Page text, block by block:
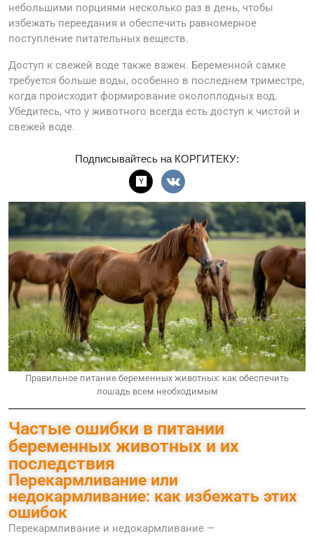
небольшими порциями несколько раз в день, чтобы
избежать переедания и обеспечить равномерное
поступление питательных веществ.
Доступ к свежей воде также важен. Беременной самке
требуется больше воды, особенно в последнем триместре,
когда происходит формирование околоплодных вод.
Убедитесь, что у животного всегда есть доступ к чистой и
свежей воде.
Подписывайтесь на КОРГИТЕКУ:
Правильное питание беременных животных: как обеспечить
лошадь всем необходимым
Частые ошибки в питании
беременных животных и их
последствия
Перекармливание или
недокармливание: как избежать этих
ошибок
Перекармливание и недокармливание —